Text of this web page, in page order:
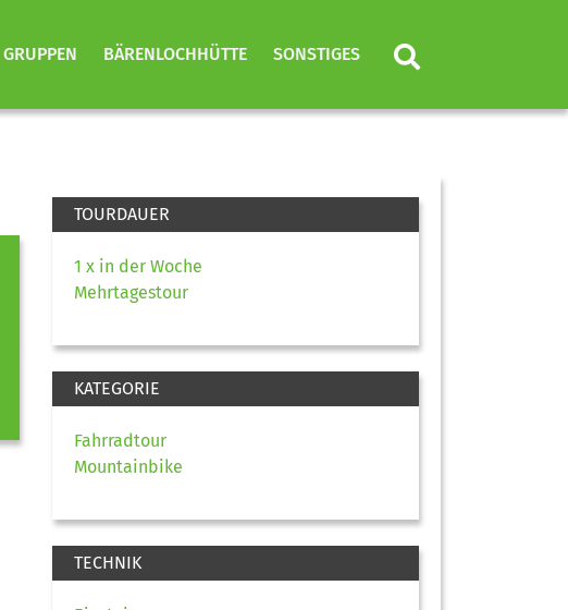
GRUPPEN BÄRENLOCHHÜTTE SONSTIGES
TOURDAUER
1 x in der Woche
Mehrtagestour
KATEGORIE
Fahrradtour
Mountainbike
TECHNIK